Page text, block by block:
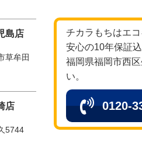
チカラもちはエ
安心の10年保証
福岡県福岡市西
い。
0120-
島店
草牟田
店
5744